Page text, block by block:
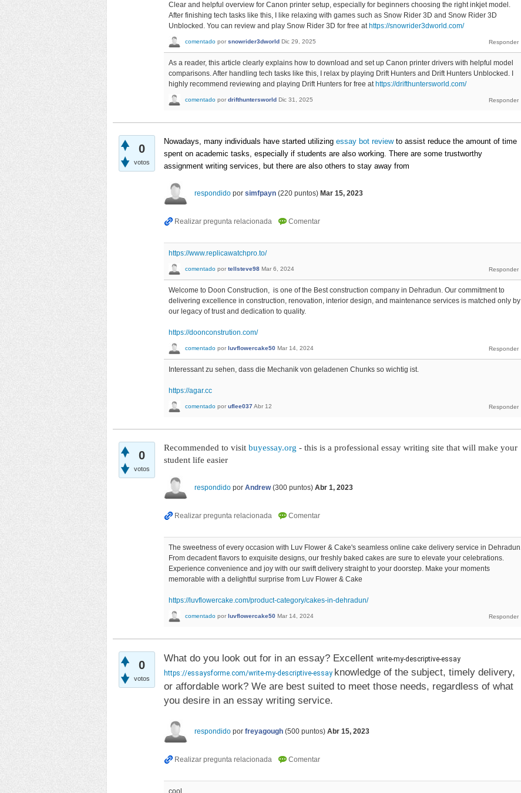
Clear and helpful overview for Canon printer setup, especially for beginners choosing the right inkjet model.
After finishing tech tasks like this, I like relaxing with games such as Snow Rider 3D and Snow Rider 3D
Unblocked. You can review and play Snow Rider 3D for free at https://snowrider3dworld.com/
comentado por snowrider3dworld Dic 29, 2025
As a reader, this article clearly explains how to download and set up Canon printer drivers with helpful model
comparisons. After handling tech tasks like this, I relax by playing Drift Hunters and Drift Hunters Unblocked. I
highly recommend reviewing and playing Drift Hunters for free at https://drifthuntersworld.com/
comentado por drifthuntersworld Dic 31, 2025
0
votos
Nowadays, many individuals have started utilizing essay bot reviewto assist reduce the amount of time
spent on academic tasks, especially if students are also working. There are some trustworthy
assignment writing services, but there are also others to stay away from
respondido por simfpayn (220 puntos) Mar 15, 2023
https://www.replicawatchpro.to/
comentado por tellsteve98 Mar 6, 2024
Welcome to Doon Construction, is one of the Best construction company in Dehradun. Our commitment to
delivering excellence in construction, renovation, interior design, and maintenance services is matched only by
our legacy of trust and dedication to quality.
https://doonconstrution.com/
comentado por luvflowercake50 Mar 14, 2024
Interessant zu sehen, dass die Mechanik von geladenen Chunks so wichtig ist.
https://agar.cc
comentado por uflee037Abr 12
0
votos
Recommended to visit buyessay.org - this is a professional essay writing site that will make your
student life easier
respondido por Andrew (300 puntos) Abr 1, 2023
The sweetness of every occasion with Luv Flower & Cake's seamless online cake delivery service in Dehradun.
From decadent flavors to exquisite designs, our freshly baked cakes are sure to elevate your celebrations.
Experience convenience and joy with our swift delivery straight to your doorstep. Make your moments
memorable with a delightful surprise from Luv Flower & Cake
https://luvflowercake.com/product-category/cakes-in-dehradun/
comentado por luvflowercake50 Mar 14, 2024
0
votos
What do you look out for in an essay? Excellent
https://essaysforme.com/write-my-descriptive-essay knowledge of the subject, timely delivery,
or affordable work? We are best suited to meet those needs, regardless of what
you desire in an essay writing service.
respondido por freyagough (500 puntos) Abr 15, 2023
cool